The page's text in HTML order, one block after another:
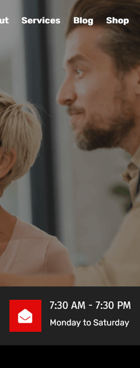
Descargar
Este es un tema hijo de
Última actualización
Instalaciones activas
Versión de PHP
Página de inicio del tema